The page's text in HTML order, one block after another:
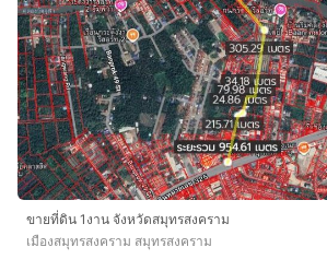
ขายที่ดิน 1งาน จังหวัดสมุทรสงคราม
เมืองสมุทรสงคราม สมุทรสงคราม